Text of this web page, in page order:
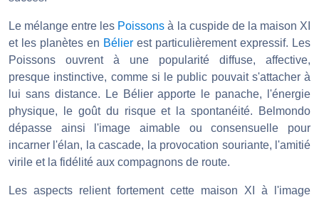
Le mélange entre les Poissons à la cuspide de la maison XI
et les planètes en Bélier est particulièrement expressif. Les
Poissons ouvrent à une popularité diffuse, affective,
presque instinctive, comme si le public pouvait s'attacher à
lui sans distance. Le Bélier apporte le panache, l'énergie
physique, le goût du risque et la spontanéité. Belmondo
dépasse ainsi l'image aimable ou consensuelle pour
incarner l'élan, la cascade, la provocation souriante, l'amitié
virile et la fidélité aux compagnons de route.
Les aspects relient fortement cette maison XI à l'image